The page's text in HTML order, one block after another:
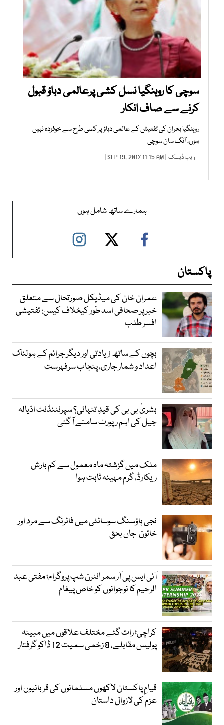
سوچی کا روہنگیا نسل کشی پرعالمی دباؤ قبول
کرنے سے صاف انکار
روہنگیا بحران کی تفتیش کے عالمی دباؤ پر کسی طرح سے خوفزدہ نہیں
ہوں، آنگ سان سوچی
ویب ڈیسک | SEP 19, 2017 11:15 AM |
ہمارے ساتھ شامل ہوں
پاکستان
عمران خان کی میڈیکل صورتحال سے متعلق
خبر پر صحافی اسد طور کیخلاف کیس: تفتیشی
افسر طلب
بچوں کے ساتھ زیادتی اور دیگر جرائم کے ہولناک
اعداد و شمار جاری، پنجاب سرفہرست
بشریٰ بی بی کی قیدِ تنہائی؟ سپرنٹنڈنٹ اڈیالہ
جیل کی اہم رپورٹ سامنے آ گئی
ملک میں گزشتہ ماہ معمول سے کم بارش
ریکارڈ، گرم مہینہ ثابت ہوا
نجی ہاؤسنگ سوسائٹی میں فائرنگ سے مرد اور
خاتون جاں بحق
آئی ایس پی آر سمر انٹرن شپ پروگرام؛ مفتی عبد
الرحیم کا نوجوانوں کو خاص پیغام
کراچی؛ رات گئے مختلف علاقوں میں مبینہ
پولیس مقابلے، 8 زخمی سمیت 12 ڈاکو گرفتار
قیامِ پاکستان لاکھوں مسلمانوں کی قربانیوں اور
عزم کی لازوال داستان